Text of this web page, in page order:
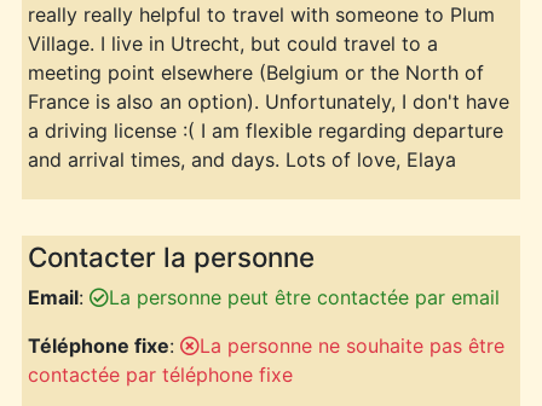
really really helpful to travel with someone to Plum
Village. I live in Utrecht, but could travel to a
meeting point elsewhere (Belgium or the North of
France is also an option). Unfortunately, I don't have
a driving license :( I am flexible regarding departure
and arrival times, and days. Lots of love, Elaya
Contacter la personne
Email:
La personne peut être contactée par email
Téléphone fixe:
La personne ne souhaite pas être
contactée par téléphone fixe